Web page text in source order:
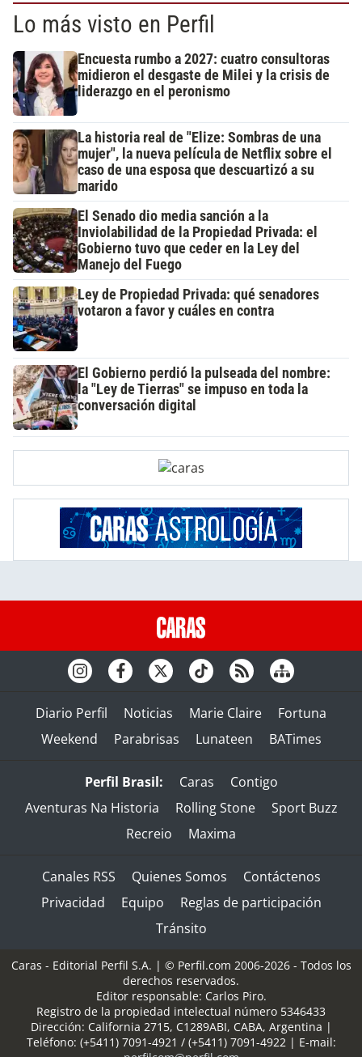
Lo más visto en Perfil
Encuesta rumbo a 2027: cuatro consultoras
midieron el desgaste de Milei y la crisis de
liderazgo en el peronismo
La historia real de "Elize: Sombras de una
mujer", la nueva película de Netflix sobre el
caso de una esposa que descuartizó a su
marido
El Senado dio media sanción a la
Inviolabilidad de la Propiedad Privada: el
Gobierno tuvo que ceder en la Ley del
Manejo del Fuego
Ley de Propiedad Privada: qué senadores
votaron a favor y cuáles en contra
El Gobierno perdió la pulseada del nombre:
la "Ley de Tierras" se impuso en toda la
conversación digital
Diario Perfil Noticias Marie Claire
Fortuna
Weekend
Parabrisas Lunateen BATimes
Perfil Brasil: Caras
Contigo
Aventuras Na Historia
Rolling Stone
Sport Buzz
Recreio
Maxima
Canales RSS Quienes Somos
Contáctenos
Privacidad
Equipo
Reglas de participación
Tránsito
Caras - Editorial Perfil S.A. | © Perfil.com 2006-2026 - Todos los
derechos reservados.
Editor responsable: Carlos Piro.
Registro de la propiedad intelectual número 5346433
Dirección: California 2715, C1289ABI, CABA, Argentina |
Teléfono: (+5411) 7091-4921 / (+5411) 7091-4922 | E-mail: